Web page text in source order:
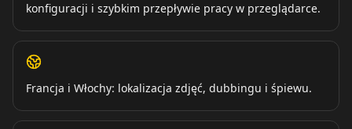
konfiguracji i szybkim przepływie pracy w przeglądarce.
Francja i Włochy: lokalizacja zdjęć, dubbingu i śpiewu.